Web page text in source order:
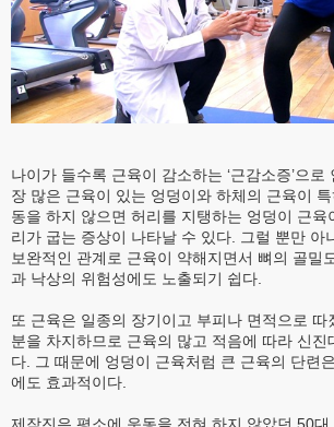
나이가 들수록 근육이 감소하는 ‘근감소증’으
장 많은 근육이 있는 엉덩이와 하체의 근육이
동을 하지 않으면 허리를 지탱하는 엉덩이 근육
리가 굽는 증상이 나타날 수 있다. 그럴 뿐만 아
보완적인 관계로 근육이 약해지면서 뼈의 골밀
과 낙상의 위험성에도 노출되기 쉽다.
또 근육은 일종의 장기이고 부피나 면적으로 따
분을 차지하므로 근육의 많고 적음에 따라 신진
다. 그 때문에 엉덩이 근육처럼 큰 근육의 단련
에도 효과적이다.